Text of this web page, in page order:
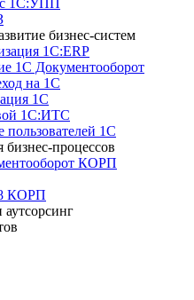
с 1С:УПП
бизнес-систем
1С:ERP
1С Документооборот
на 1С
1С
1С:ИТС
пользователей 1С
бизнес-процессов
КОРП
КОРП